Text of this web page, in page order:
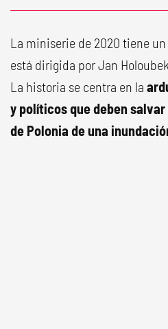
La miniserie de 2020 tiene
está dirigida por Jan
La historia se centra en la
y políticos que deben
de Polonia de una